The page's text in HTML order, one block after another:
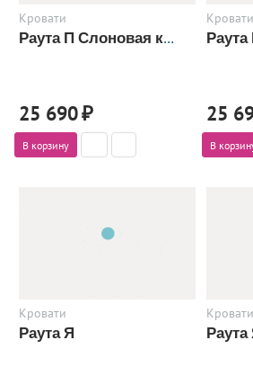
Кровати
Раута П Слоновая кость
25 690₽
В корзину
Кровати
25
В
Кровати
Раута Я
Кровати